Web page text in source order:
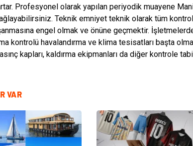
Profesyonel olarak yapılan periyodik muayene
Teknik emniyet teknik olarak tüm
engel olmak ve önüne geçmektir.
kontrolü havalandırma ve klima tesisatları başta
kapları, kaldırma ekipmanları da diğer kontrole
VAR